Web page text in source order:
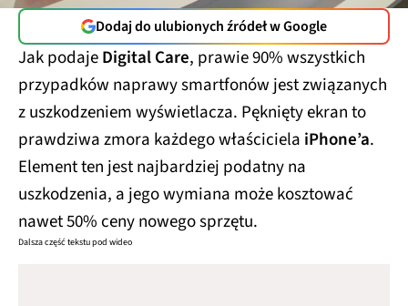
Dodaj do ulubionych źródeł w Google
Jak podajeDigital Care, prawie 90% wszystkich
przypadków naprawy smartfonów jest związanych
z uszkodzeniem wyświetlacza. Pęknięty ekran to
prawdziwa zmora każdego właściciela iPhone’a.
Element ten jest najbardziej podatny na
uszkodzenia, a jego wymiana może kosztować
nawet 50% ceny nowego sprzętu.
Dalsza część tekstu pod wideo